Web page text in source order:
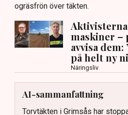
ogräsfrön över täkten.
maskiner –
avvisa
på helt ny
Näringsliv
AI-sammanfattning
Torvtäkten i Grimsås har